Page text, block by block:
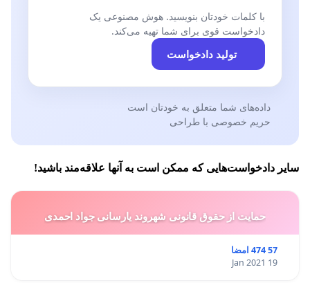
با کلمات خودتان بنویسید. هوش مصنوعی یک
دادخواست قوی برای شما تهیه می‌کند.
تولید دادخواست
داده‌های شما متعلق به خودتان است
حریم خصوصی با طراحی
سایر دادخواست‌هایی که ممکن است به آنها علاقه‌مند باشید!
حمایت از حقوق قانونی شهروند یارسانی جواد احمدی
57 474 امضا
19 Jan 2021